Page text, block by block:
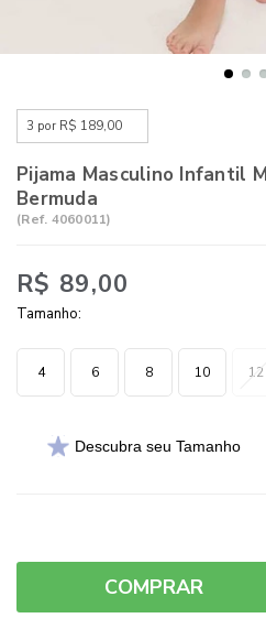
3 por R$ 189,00
Pijama Masculino Infantil
Bermuda
(Ref. 4060011)
R$ 89,00
Tamanho:
4 6 8 10 12
Descubra seu Tamanho
COMPRAR